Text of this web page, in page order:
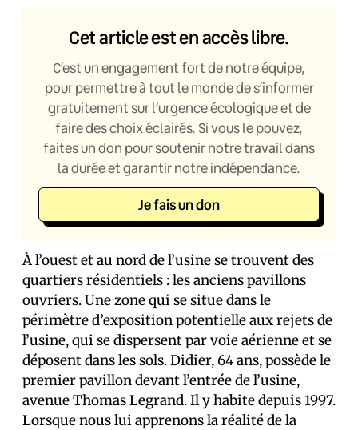
Cet article est en accès libre.
C’est un engagement fort de notre équipe,
pour permettre à tout le monde de s’informer
gratuitement sur l’urgence écologique et de
faire des choix éclairés. Si vous le pouvez,
faites un don pour soutenir notre travail dans
la durée et garantir notre indépendance.
Je fais un don
À l’ouest et au nord de l’usine se trouvent des
quartiers résidentiels : les anciens pavillons
ouvriers. Une zone qui se situe dans le
périmètre d’exposition potentielle aux rejets de
l’usine, qui se dispersent par voie aérienne et se
déposent dans les sols. Didier, 64 ans, possède le
premier pavillon devant l’entrée de l’usine,
avenue Thomas Legrand. Il y habite depuis 1997.
Lorsque nous lui apprenons la réalité de la